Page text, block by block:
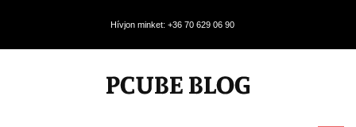
Hívjon minket: +36 70 629 06 90